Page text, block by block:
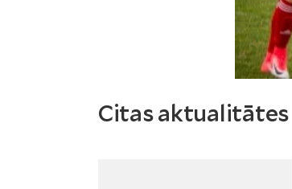
Citas aktualitātes